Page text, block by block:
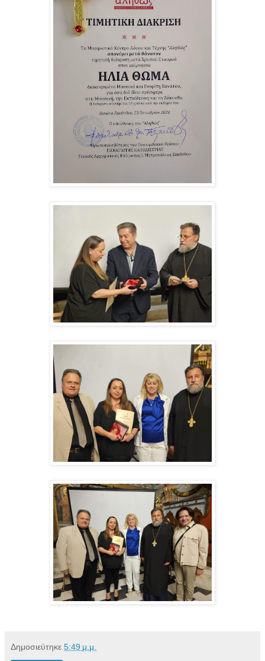
Δημοσιεύτηκε 5:49 μ.μ.